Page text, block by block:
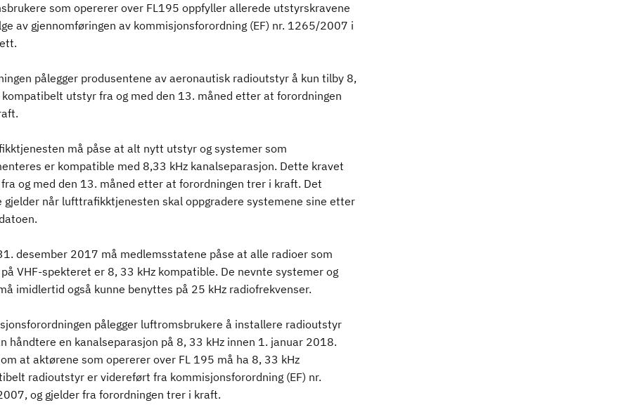
som opererer over FL195 oppfyller allerede utstyrskravene
av gjennomføringen av kommisjonsforordning (EF) nr. 1265/2007 i
pålegger produsentene av aeronautisk radioutstyr å kun tilby 8,
kompatibelt utstyr fra og med den 13. måned etter at forordningen
må påse at alt nytt utstyr og systemer som
er kompatible med 8,33 kHz kanalseparasjon. Dette kravet
og med den 13. måned etter at forordningen trer i kraft. Det
gjelder når lufttrafikktjenesten skal oppgradere systemene sine etter
desember 2017 må medlemsstatene påse at alle radioer som
VHF-spekteret er 8, 33 kHz kompatible. De nevnte systemer og
imidlertid også kunne benyttes på 25 kHz radiofrekvenser.
pålegger luftromsbrukere å installere radioutstyr
håndtere en kanalseparasjon på 8, 33 kHz innen 1. januar 2018.
at aktørene som opererer over FL 195 må ha 8, 33 kHz
radioutstyr er videreført fra kommisjonsforordning (EF) nr.
og gjelder fra forordningen trer i kraft.